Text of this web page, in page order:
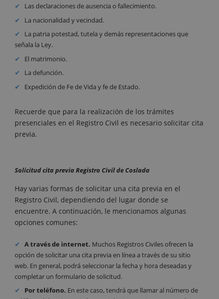
Las declaraciones de ausencia o fallecimiento.
La nacionalidad y vecindad.
La patria potestad, tutela y demás representaciones que
señala la Ley.
El matrimonio.
La defunción.
Expedición de Fe de Vida y fe de Estado.
Recuerde que para la realización de los trámites
presenciales en el Registro Civil es necesario solicitar cita
previa.
Solicitud cita previa Registro Civil de Coslada
Hay varias formas de solicitar una cita previa en el
Registro Civil, dependiendo del lugar donde se
encuentre. A continuación, le mencionamos algunas
opciones comunes:
A través de internet. Muchos Registros Civiles ofrecen la
opción de solicitar una cita previa en línea a través de su sitio
web. En general, podrá seleccionar la fecha y hora deseadas y
completar un formulario de solicitud.
Por teléfono. En este caso, tendrá que llamar al número de